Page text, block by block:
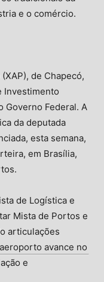
e o comércio.
de Chapecó,
Investimento
Governo Federal. A
da deputada
esta semana,
em Brasília,
de Logística e
Mista de Portos e
articulações
avance no
e